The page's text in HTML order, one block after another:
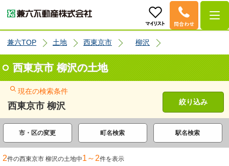
兼六TOP 土地 西東京市 柳沢
西東京市 柳沢の土地
現在の検索条件
西東京市 柳沢 絞り込み
市・区の変更 町名検索 駅名検索
2件の西東京市 柳沢の土地中1～2件を表示